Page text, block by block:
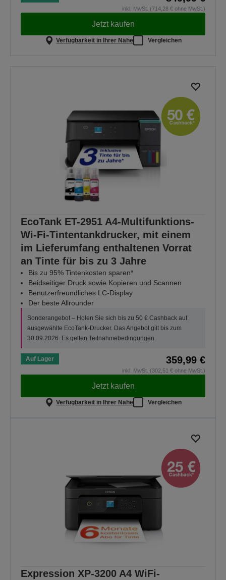
inkl. MwSt. (714,28 € ohne MwSt.)
Jetzt kaufen
Verfügbarkeit in Ihrer Nähe Vergleichen
EcoTank ET-2951 A4-Multifunktions-
Wi-Fi-Tintentankdrucker, mit einem
im Lieferumfang enthaltenen Vorrat
an Tinte für bis zu 3 Jahre
Bis zu 95% Tintenkosten sparen*
Beidseitiger Druck sowie Kopieren und Scannen
Benutzerfreundliches LC-Display
Der beste Allrounder
Sonderangebot – Holen Sie sich bis zu 50 € Cashback auf
ausgewählte EcoTank-Drucker. Das Angebot gilt bis zum
30.09.2026. Es gelten Teilnahmebedingungen
Auf Lager 359,99 €
inkl. MwSt. (302,51 € ohne MwSt.)
Jetzt kaufen
Verfügbarkeit in Ihrer Nähe Vergleichen
Expression XP-3200 A4 WiFi-